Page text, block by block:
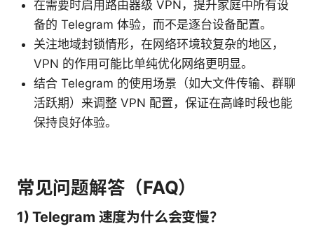
在需要时启用路由器级 VPN，提升家庭中所有设
备的 Telegram 体验，而不是逐台设备配置。
关注地域封锁情形，在网络环境较复杂的地区，
VPN 的作用可能比单纯优化网络更明显。
结合 Telegram 的使用场景（如大文件传输、群聊
活跃期）来调整 VPN 配置，保证在高峰时段也能
保持良好体验。
常见问题解答（FAQ）
1) Telegram 速度为什么会变慢？